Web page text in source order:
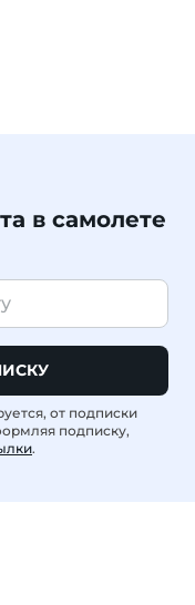
в самолете
от подписки
подписку,
.